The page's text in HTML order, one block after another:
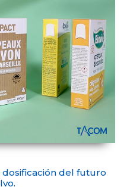
dosificación del futuro